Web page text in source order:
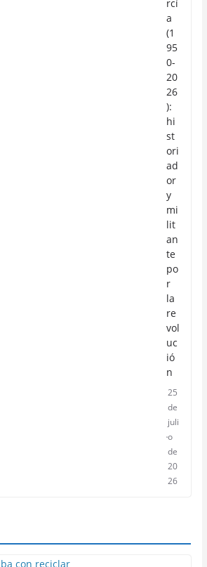
rcí
a
(1
95
0-
20
26
):
hi
st
ori
ad
or
y
mi
lit
an
te
po
r
la
re
vol
uc
ió
n
25
de
juli
o
de
20
26